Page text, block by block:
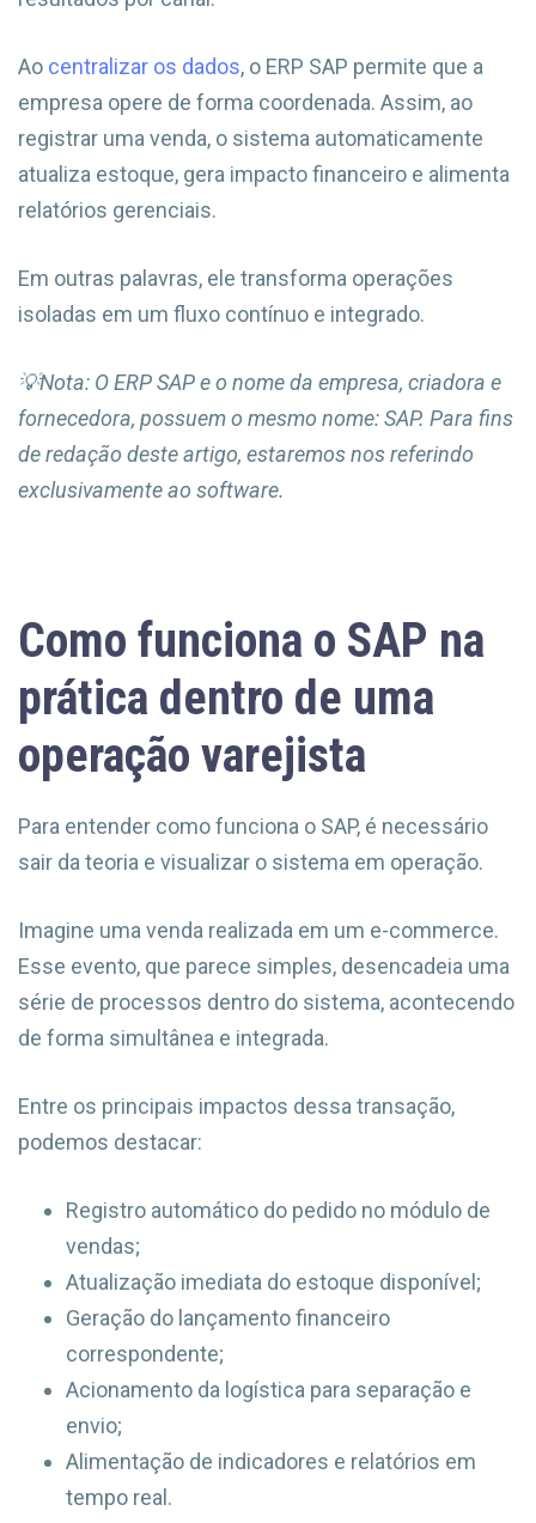
Ao centralizar os dados, o ERP SAP permite que a
empresa opere de forma coordenada. Assim, ao
registrar uma venda, o sistema automaticamente
atualiza estoque, gera impacto financeiro e alimenta
relatórios gerenciais.
Em outras palavras, ele transforma operações
isoladas em um fluxo contínuo e integrado.
💡Nota: O ERP SAP e o nome da empresa, criadora e
fornecedora, possuem o mesmo nome: SAP. Para fins
de redação deste artigo, estaremos nos referindo
exclusivamente ao software.
Como funciona o SAP na
prática dentro de uma
operação varejista
Para entender como funciona o SAP, é necessário
sair da teoria e visualizar o sistema em operação.
Imagine uma venda realizada em um e-commerce.
Esse evento, que parece simples, desencadeia uma
série de processos dentro do sistema, acontecendo
de forma simultânea e integrada.
Entre os principais impactos dessa transação,
podemos destacar:
Registro automático do pedido no módulo de
vendas;
Atualização imediata do estoque disponível;
Geração do lançamento financeiro
correspondente;
Acionamento da logística para separação e
envio;
Alimentação de indicadores e relatórios em
tempo real.